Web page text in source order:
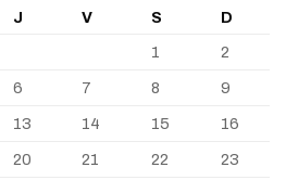
J V S
D
1
2
6 7 8 9
13 14 15 16
20 21 22 23